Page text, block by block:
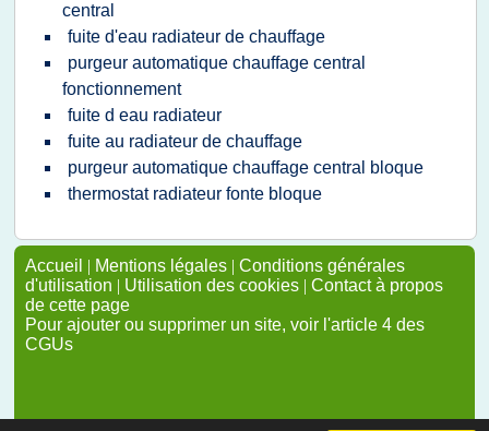
central
fuite d'eau radiateur de chauffage
purgeur automatique chauffage central
fonctionnement
fuite d eau radiateur
fuite au radiateur de chauffage
purgeur automatique chauffage central bloque
thermostat radiateur fonte bloque
Accueil | Mentions légales | Conditions générales
d'utilisation | Utilisation des cookies | Contact à propos
de cette page
Pour ajouter ou supprimer un site, voir l'article 4 des
CGUs